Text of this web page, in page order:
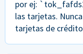
por ej:
las tarjetas.
tarjetas de